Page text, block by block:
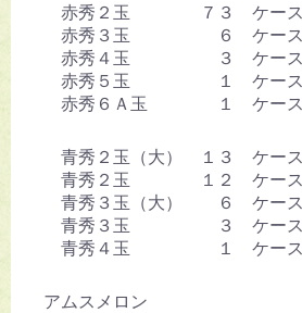
赤秀２玉 ７３ ケース
赤秀３玉 ６ ケース
赤秀４玉 ３ ケース
赤秀５玉 １ ケース
赤秀６Ａ玉 １ ケース
青秀２玉（大） １３ ケース
青秀２玉 １２ ケース
青秀３玉（大） ６ ケース
青秀３玉 ３ ケース
青秀４玉 １ ケース
アムスメロン